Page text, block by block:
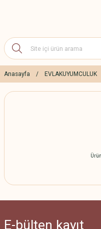
Anasayfa EVLAKUYUMCULUK
E-bülten kayıt